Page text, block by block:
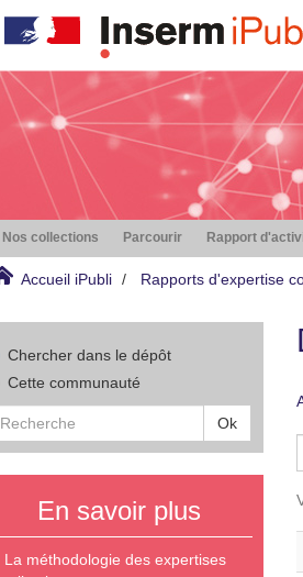
Nos collections Parcourir Rapport
Accueil iPubli Rapports d'expertise
Chercher dans le dépôt
Cette communauté
Ok
En savoir plus
La méthodologie des expertises